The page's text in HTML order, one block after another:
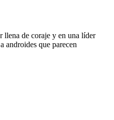
llena de coraje y en una líder
androides que parecen